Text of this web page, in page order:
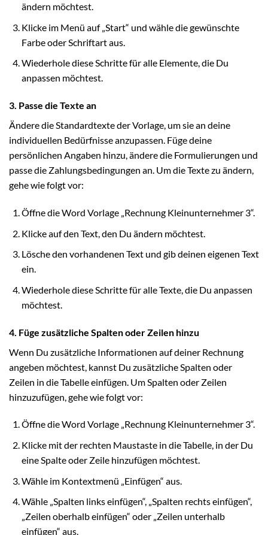
ändern möchtest.
Klicke im Menü auf „Start“ und wähle die gewünschte
Farbe oder Schriftart aus.
Wiederhole diese Schritte für alle Elemente, die Du
anpassen möchtest.
3. Passe die Texte an
Ändere die Standardtexte der Vorlage, um sie an deine
individuellen Bedürfnisse anzupassen. Füge deine
persönlichen Angaben hinzu, ändere die Formulierungen und
passe die Zahlungsbedingungen an. Um die Texte zu ändern,
gehe wie folgt vor:
Öffne die Word Vorlage „Rechnung Kleinunternehmer 3“.
Klicke auf den Text, den Du ändern möchtest.
Lösche den vorhandenen Text und gib deinen eigenen Text
ein.
Wiederhole diese Schritte für alle Texte, die Du anpassen
möchtest.
4. Füge zusätzliche Spalten oder Zeilen hinzu
Wenn Du zusätzliche Informationen auf deiner Rechnung
angeben möchtest, kannst Du zusätzliche Spalten oder
Zeilen in die Tabelle einfügen. Um Spalten oder Zeilen
hinzuzufügen, gehe wie folgt vor:
Öffne die Word Vorlage „Rechnung Kleinunternehmer 3“.
Klicke mit der rechten Maustaste in die Tabelle, in der Du
eine Spalte oder Zeile hinzufügen möchtest.
Wähle im Kontextmenü „Einfügen“ aus.
Wähle „Spalten links einfügen“, „Spalten rechts einfügen“,
„Zeilen oberhalb einfügen“ oder „Zeilen unterhalb
einfügen“ aus.